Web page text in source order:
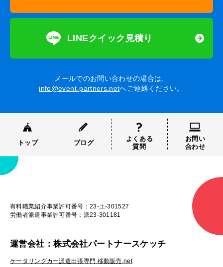
LINEクイック見積り
メールでのお問い合わせの場合は、
info@event-partners.netへご連絡ください。
トップ ブログ
よくある
質問
お問い
合わせ
有料職業紹介事業許可番号：23-ユ-301527
労働者派遣事業許可番号：派23-301181
運営会社：株式会社パートナースケッチ
ケータリングカー派遣出張専門 移動販売.net